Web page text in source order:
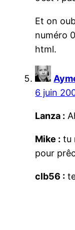
Et on
numéro
html.
6 juin
Lanza :
Mike : tu
pour
clb56 :